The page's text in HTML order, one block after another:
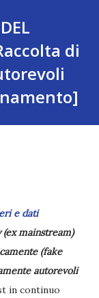
di
e dati
mainstream)
(fake
autorevoli
in continuo